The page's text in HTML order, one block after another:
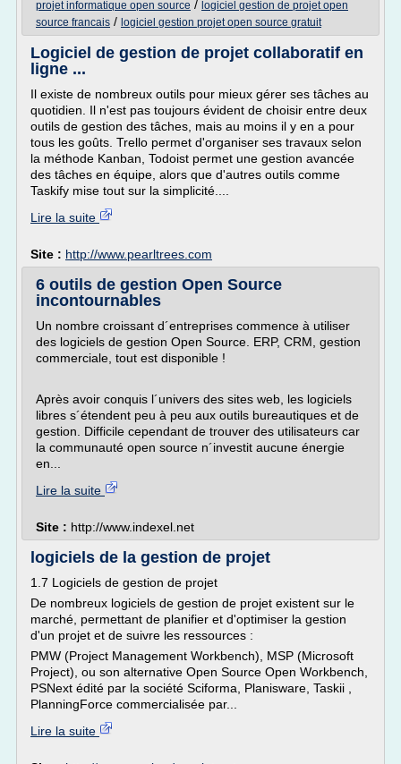
projet informatique open source / logiciel gestion de projet open
source francais / logiciel gestion projet open source gratuit
Logiciel de gestion de projet collaboratif en
ligne ...
Il existe de nombreux outils pour mieux gérer ses tâches au
quotidien. Il n'est pas toujours évident de choisir entre deux
outils de gestion des tâches, mais au moins il y en a pour
tous les goûts. Trello permet d'organiser ses travaux selon
la méthode Kanban, Todoist permet une gestion avancée
des tâches en équipe, alors que d'autres outils comme
Taskify mise tout sur la simplicité....
Lire la suite
Site : http://www.pearltrees.com
6 outils de gestion Open Source
incontournables
Un nombre croissant d´entreprises commence à utiliser
des logiciels de gestion Open Source. ERP, CRM, gestion
commerciale, tout est disponible !
Après avoir conquis l´univers des sites web, les logiciels
libres s´étendent peu à peu aux outils bureautiques et de
gestion. Difficile cependant de trouver des utilisateurs car
la communauté open source n´investit aucune énergie
en...
Lire la suite
Site : http://www.indexel.net
logiciels de la gestion de projet
1.7 Logiciels de gestion de projet
De nombreux logiciels de gestion de projet existent sur le
marché, permettant de planifier et d'optimiser la gestion
d'un projet et de suivre les ressources :
PMW (Project Management Workbench), MSP (Microsoft
Project), ou son alternative Open Source Open Workbench,
PSNext édité par la société Sciforma, Planisware, Taskii ,
PlanningForce commercialisée par...
Lire la suite